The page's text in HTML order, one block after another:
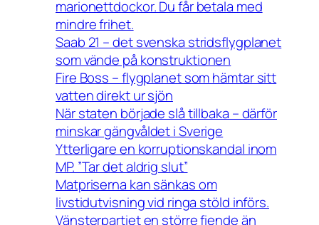
marionettdockor. Du får betala med
mindre frihet.
Saab 21 – det svenska stridsflygplanet
som vände på konstruktionen
Fire Boss – flygplanet som hämtar sitt
vatten direkt ur sjön
När staten började slå tillbaka – därför
minskar gängvåldet i Sverige
Ytterligare en korruptionskandal inom
MP. ”Tar det aldrig slut”
Matpriserna kan sänkas om
livstidutvisning vid ringa stöld införs.
Vänsterpartiet en större fiende än